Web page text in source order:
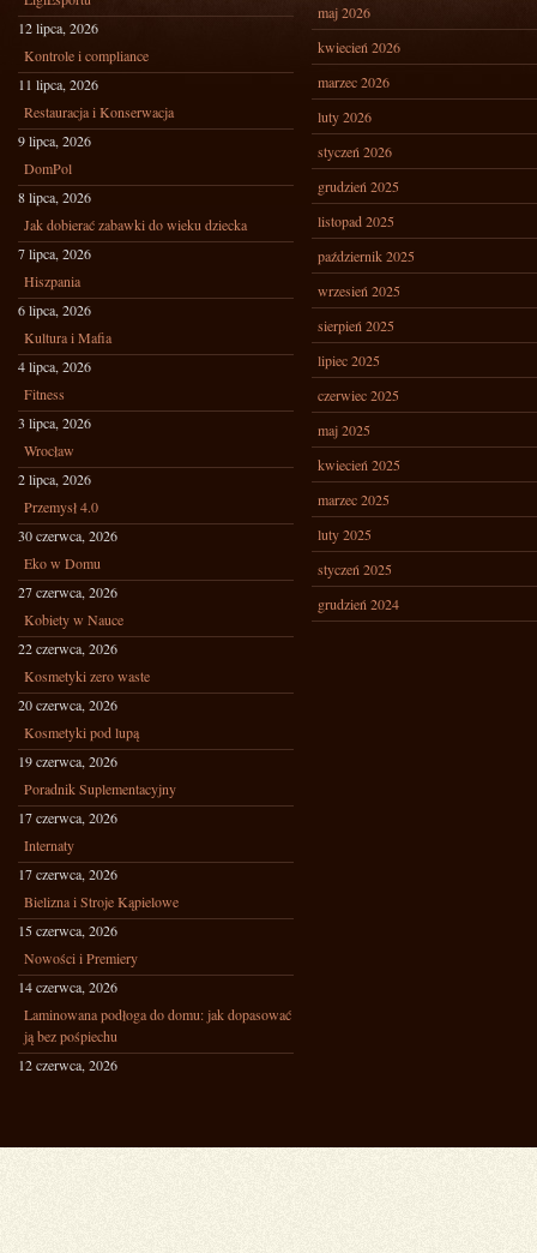
12 lipca, 2026
Kontrole i compliance
11 lipca, 2026
Restauracja i Konserwacja
9 lipca, 2026
DomPol
8 lipca, 2026
Jak dobierać zabawki do wieku dziecka
7 lipca, 2026
Hiszpania
6 lipca, 2026
Kultura i Mafia
4 lipca, 2026
Fitness
3 lipca, 2026
Wrocław
2 lipca, 2026
Przemysł 4.0
30 czerwca, 2026
Eko w Domu
27 czerwca, 2026
Kobiety w Nauce
22 czerwca, 2026
Kosmetyki zero waste
20 czerwca, 2026
Kosmetyki pod lupą
19 czerwca, 2026
Poradnik Suplementacyjny
17 czerwca, 2026
Internaty
17 czerwca, 2026
Bielizna i Stroje Kąpielowe
15 czerwca, 2026
Nowości i Premiery
14 czerwca, 2026
Laminowana podłoga do domu: jak dopasować
ją bez pośpiechu
12 czerwca, 2026
maj 2026
kwiecień 2026
marzec 2026
luty 2026
styczeń 2026
grudzień 2025
listopad 2025
październik 2025
wrzesień 2025
sierpień 2025
lipiec 2025
czerwiec 2025
maj 2025
kwiecień 2025
marzec 2025
luty 2025
styczeń 2025
grudzień 2024